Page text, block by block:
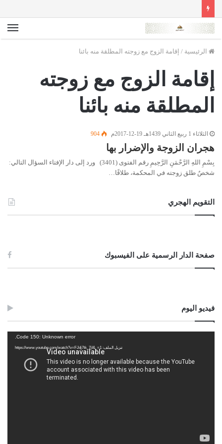
الرئيسية / إقامة الزوج مع زوجته المطلقة منه بائنا
إقامة الزوج مع زوجته
المطلقة منه بائنا
الثلاثاء 1 ربيع الثاني 1439هـ 19-12-2017م 904
هجران الزوجة والإضرار بها
بِسْمِ اللهِ الرَّحْمَنِ الرَّحِيمِ رقم الفتوى (3401) ورد إلى دار الإفتاء السؤال التالي:
شخصٌ طلق زوجته في المحكمة، طلاقًا…
التقويم الهجري
صفحة الدار الرسمية على الفيسبوك
فيديو اليوم
Code 150: Unknown error.
تنزيل الملف: https://www.youtube.com/watch?v=FJdj7tk_7jI&_=1